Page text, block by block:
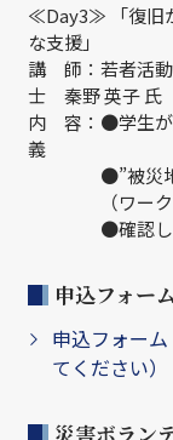
≪Day3≫ 「復旧
な支援」
講 師：若者活
士 秦野 英子 氏
内 容：●学生が
義
●”被災地”
（ワーク
●確認しよう
申込フォーム
申込フォー
てください）
災害ボラン